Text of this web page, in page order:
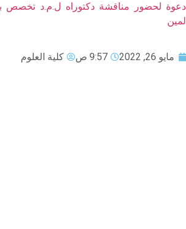
دعوة لحضور مناقشة دكتوراه ل.م.د تخصص
لمين
مايو 26, 2022 9:57 ص كلية العلوم